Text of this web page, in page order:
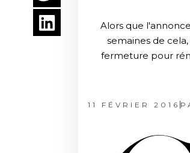
Alors que
semaines de
fermeture pour
11 FÉVRIER 2016